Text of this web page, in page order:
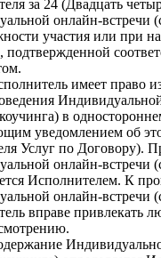
за 24 (Двадцать
онлайн-встречи
участия или при
подтвержденной
имеет право
в
уведомлением об
Услуг по Договору).
онлайн-встречи
Исполнителем. К
онлайн-встречи
вправе привлекать